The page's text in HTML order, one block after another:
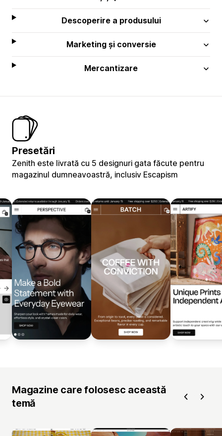
Descoperire a produsului
Marketing și conversie
Mercantizare
Presetări
Zenith este livrată cu 5 designuri gata făcute pentru
magazinul dumneavoastră, inclusiv Escapism
Magazine care folosesc această
temă